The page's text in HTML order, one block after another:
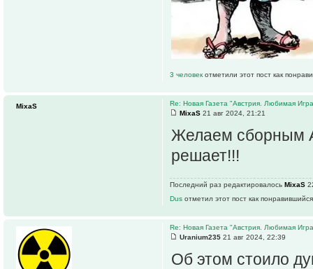
3 человек отметили этот пост как
Re: Новая Газета "Австрия. Любимая
MixaS 21 авг 2024, 21:21
Желаем сборным
решает!!!
Последний раз редактировалось MixaS
Dus отметил этот пост как
MixaS
Re: Новая Газета "Австрия. Любимая
Uranium235 21 авг 2024, 22:39
Об этом стоило